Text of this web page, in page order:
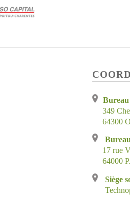
349
64300
17 rue
64000
Siège